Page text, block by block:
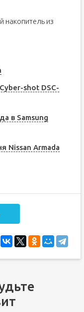
накопитель из
shot DSC-
в Samsung
Nissan Armada